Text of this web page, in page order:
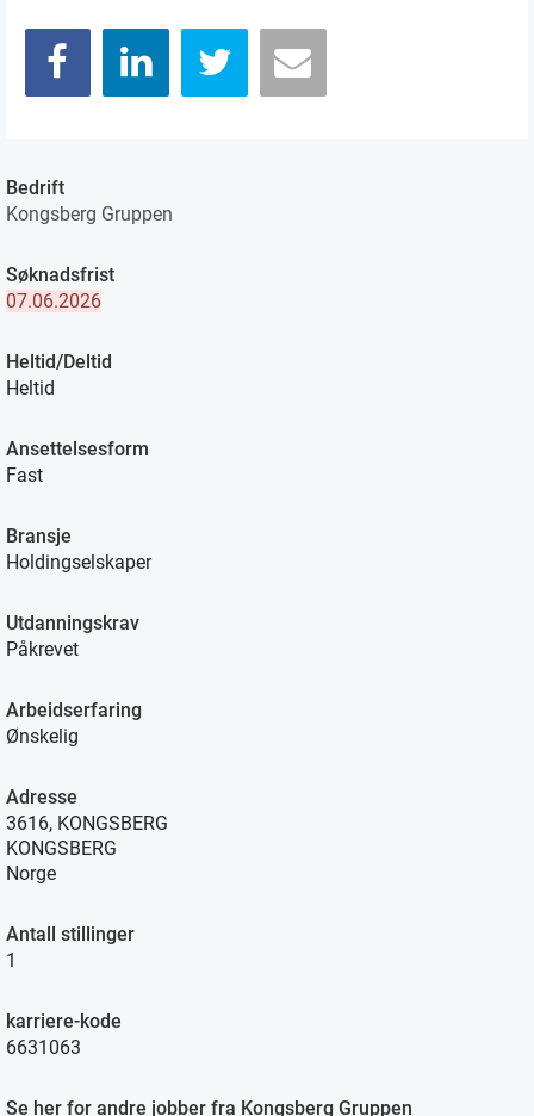
Bedrift
Kongsberg Gruppen
Søknadsfrist
07.06.2026
Heltid/Deltid
Heltid
Ansettelsesform
Fast
Bransje
Holdingselskaper
Utdanningskrav
Påkrevet
Arbeidserfaring
Ønskelig
Adresse
3616, KONGSBERG
KONGSBERG
Norge
Antall stillinger
1
karriere-kode
6631063
Se her for andre jobber fra Kongsberg Gruppen